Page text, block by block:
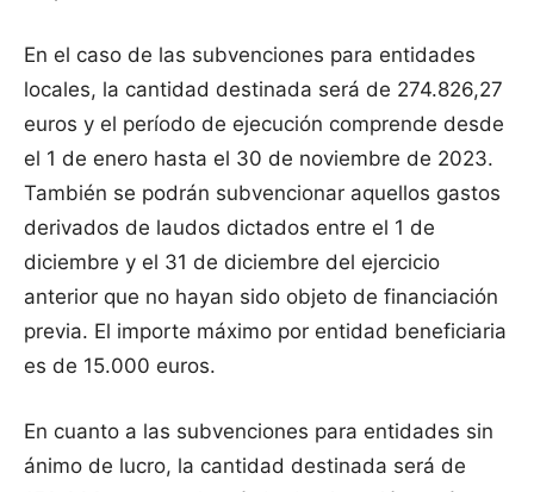
En el caso de las subvenciones para entidades
locales, la cantidad destinada será de 274.826,27
euros y el período de ejecución comprende desde
el 1 de enero hasta el 30 de noviembre de 2023.
También se podrán subvencionar aquellos gastos
derivados de laudos dictados entre el 1 de
diciembre y el 31 de diciembre del ejercicio
anterior que no hayan sido objeto de financiación
previa. El importe máximo por entidad beneficiaria
es de 15.000 euros.
En cuanto a las subvenciones para entidades sin
ánimo de lucro, la cantidad destinada será de